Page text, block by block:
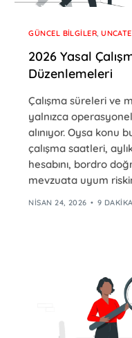
GÜNCEL BILGILER ,
2026 Yasal
Düzenlemeleri
Çalışma süreleri ve
yalnızca
alınıyor. Oysa konu
çalışma saatleri,
hesabını, bordro
mevzuata uyum
NISAN 24, 2026 9